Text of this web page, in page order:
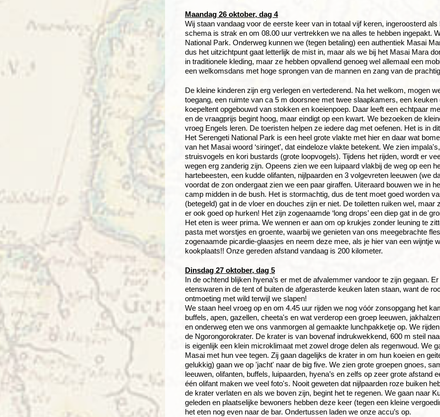
Maandag 26 oktober, dag 4
Wij staan vandaag voor de eerste keer van in totaal vijf keren, ingeroosterd
schema is strak en om 08.00 uur vertrekken we na alles te hebben ingepakt.
National Park. Onderweg kunnen we (tegen betaling) een authentiek Masai
dus het uitzichtpunt gaat letterlijk de mist in, maar als we bij het Masai Mara
in traditionele kleding, maar ze hebben opvallend genoeg wel allemaal een
een welkomsdans met hoge sprongen van de mannen en zang van de
De kleine kinderen zijn erg verlegen en vertederend. Na het welkom, mogen
toegang, een ruimte van ca 5 m doorsnee met twee slaapkamers, een
koepeltent opgebouwd van stokken en koeienpoep. Daar leeft een echtpaar
en de vraagprijs begint hoog, maar eindigt op een kwart. We bezoeken de
vroeg Engels leren. De toeristen helpen ze iedere dag met oefenen. Het is in
Het Serengeti National Park is een heel grote vlakte met hier en daar wat
van het Masai woord ‘siringet’, dat eindeloze vlakte betekent. We zien
struisvogels en kori bustards (grote loopvogels). Tijdens het rijden, wordt er
wegen erg zanderig zijn. Opeens zien we een luipaard vlakbij de weg op een
hartebeesten, een kudde olifanten, nijlpaarden en 3 volgevreten leeuwen (we
voordat de zon ondergaat zien we een paar giraffen. Uiteraard bouwen we in
camp midden in de bush. Het is stormachtig, dus de tent moet goed worden
(betegeld) gat in de vloer en douches zijn er niet. De toiletten ruiken wel,
er ook goed op hurken! Het zijn zogenaamde ‘long drops’ een diep gat in de
Het eten is weer prima. We wennen er aan om op krukjes zonder leuning te
pasta met worstjes en groente, waarbij we genieten van ons meegebrachte
zogenaamde picardie-glaasjes en neem deze mee, als je hier van een wijntje
kookplaats!! Onze gereden afstand vandaag is 200 kilometer.
Dinsdag 27 oktober, dag 5
In de ochtend blijken hyena’s er met de afvalemmer vandoor te zijn gegaan.
etenswaren in de tent of buiten de afgerasterde keuken laten staan, want de
ontmoeting met wild terwijl we slapen!
We staan heel vroeg op en om 4.45 uur rijden we nog vóór zonsopgang het
buffels, apen, gazellen, cheeta's en wat verderop een groep leeuwen,
en onderweg eten we ons vanmorgen al gemaakte lunchpakketje op. We
de Ngorongorokrater. De krater is van bovenaf indrukwekkend, 600 m steil
is eigenlijk een klein microklimaat met zowel droge delen als regenwoud. We
Masai met hun vee tegen. Zij gaan dagelijks de krater in om hun koeien en
gelukkig) gaan we op 'jacht' naar de big five. We zien grote groepen gnoes,
leeuwen, olifanten, buffels, luipaarden, hyena’s en zelfs op zeer grote afstand
één olifant maken we veel foto's. Nooit geweten dat nijlpaarden roze buiken
de krater verlaten en als we boven zijn, begint het te regenen. We gaan naar
geleden en plaatselijke bewoners hebben deze keer (tegen een kleine
het eten nog even naar de bar. Ondertussen laden we onze accu’s op.